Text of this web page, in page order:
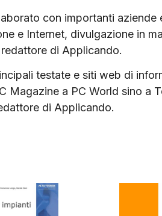
con importanti aziende
e Internet, divulgazione in
di Applicando.
testate e siti web di
a PC World sino a
di Applicando.